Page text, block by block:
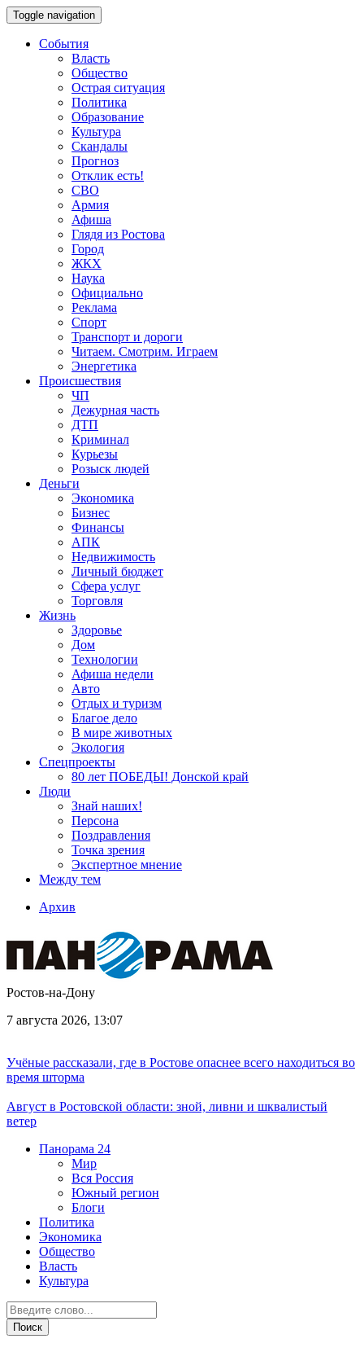
Toggle navigation
События
Власть
Общество
Острая ситуация
Политика
Образование
Культура
Скандалы
Прогноз
Отклик есть!
СВО
Армия
Афиша
Глядя из Ростова
Город
ЖКХ
Наука
Официально
Реклама
Спорт
Транспорт и дороги
Читаем. Смотрим. Играем
Энергетика
Происшествия
ЧП
Дежурная часть
ДТП
Криминал
Курьезы
Розыск людей
Деньги
Экономика
Бизнес
Финансы
АПК
Недвижимость
Личный бюджет
Сфера услуг
Торговля
Жизнь
Здоровье
Дом
Технологии
Афиша недели
Авто
Отдых и туризм
Благое дело
В мире животных
Экология
Спецпроекты
80 лет ПОБЕДЫ! Донской край
Люди
Знай наших!
Персона
Поздравления
Точка зрения
Экспертное мнение
Между тем
Архив
Ростов-на-Дону
7 августа 2026, 13:07
Учёные рассказали, где в Ростове опаснее всего находиться во
время шторма
Август в Ростовской области: зной, ливни и шквалистый
ветер
Панорама 24
Мир
Вся Россия
Южный регион
Блоги
Политика
Экономика
Общество
Власть
Культура